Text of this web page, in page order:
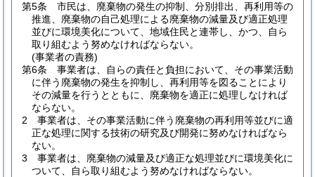
第5条
市民は、廃棄物の発生の抑制、分別排出、再利用等の
推進、廃棄物の自己処理による廃棄物の減量及び適正処理
並びに環境美化について、地域住民と連帯し、かつ、自ら
取り組むよう努めなければならない。
(事業者の責務)
第6条
事業者は、自らの責任と負担において、その事業活動
に伴う廃棄物の発生を抑制し、再利用等を図ることにより
その減量を行うとともに、廃棄物を適正に処理しなければ
ならない。
2
事業者は、その事業活動に伴う廃棄物の再利用等並びに適
正な処理に関する技術の研究及び開発に努めなければなら
ない。
3
事業者は、廃棄物の減量及び適正な処理並びに環境美化に
ついて、自ら取り組むよう努めなければならない。